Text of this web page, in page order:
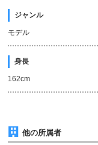
ジャンル
モデル
身長
162cm
他の所属者